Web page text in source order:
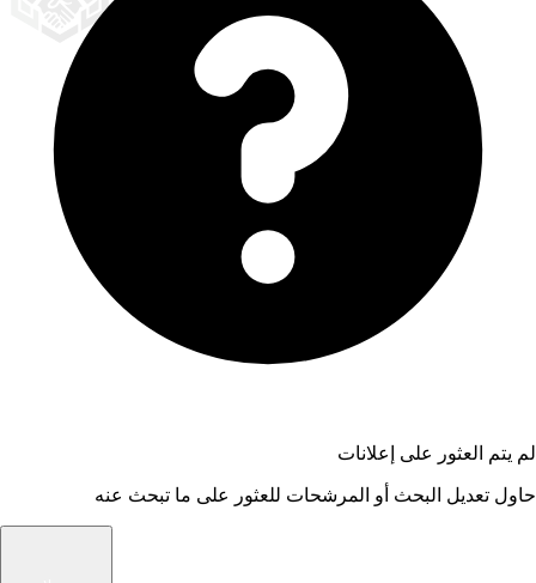
لم يتم العثور على إعلانات
حاول تعديل البحث أو المرشحات للعثور على ما تبحث عنه